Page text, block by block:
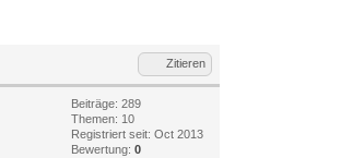
Zitieren
Beiträge: 289
Themen: 10
Registriert seit: Oct 2013
Bewertung:0